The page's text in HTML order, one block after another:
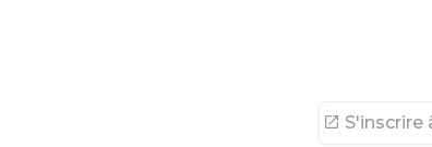
S'inscrire